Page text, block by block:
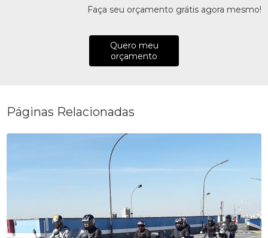
Faça seu orçamento grátis agora mesmo!
Quero meu
orçamento
Páginas Relacionadas